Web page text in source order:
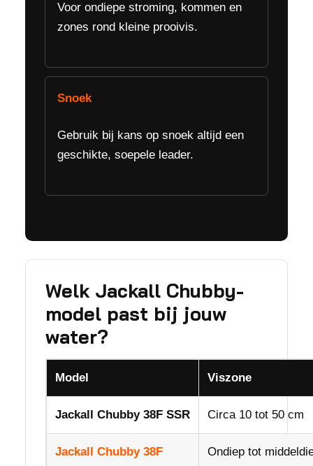
Voor ondiepe stroming, kommen en
zones rond kleine prooivis.
Snoek
Gebruik bij kans op snoek altijd een
geschikte, soepele leader.
Welk Jackall Chubby-
model past bij jouw
water?
Model Viszone
Jackall Chubby 38F SSR Circa 10 tot 50 cm
Jackall Chubby 38F Ondiep tot